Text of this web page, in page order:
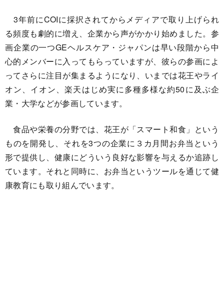
3年前にCOIに採択されてからメディアで取り上げられ
る頻度も劇的に増え、企業から声がかかり始めました。参
画企業の一つGEヘルスケア・ジャパンは早い段階から中
心的メンバーに入ってもらっていますが、彼らの参画によ
ってさらに注目が集まるようになり、いまでは花王やライ
オン、イオン、楽天はじめ実に多種多様な約50に及ぶ企
業・大学などが参画しています。
食品や栄養の分野では、花王が「スマート和食」という
ものを開発し、それを3つの企業に３カ月間お弁当という
形で提供し、健康にどういう良好な影響を与えるか追跡し
ています。それと同時に、お弁当というツールを通じて健
康教育にも取り組んでいます。